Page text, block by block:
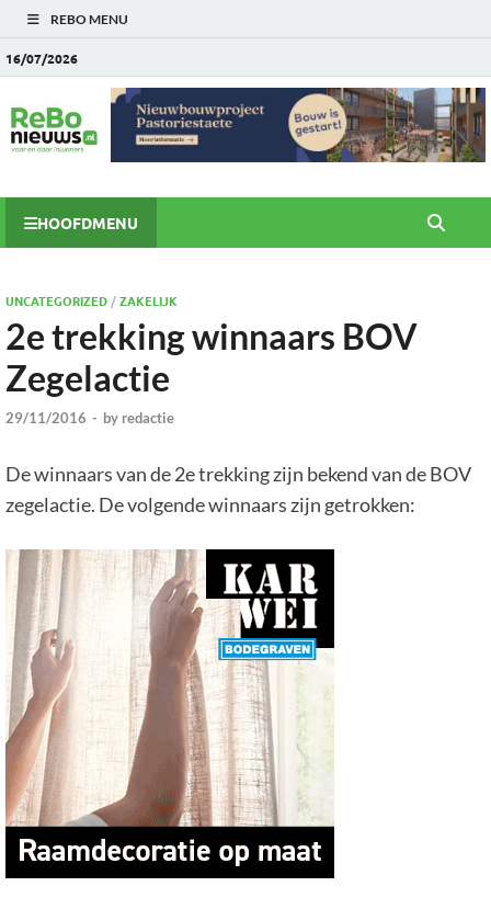
REBO MENU
16/07/2026
HOOFDMENU
UNCATEGORIZED/ZAKELIJK
2e trekking winnaars BOV
Zegelactie
29/11/2016 - by redactie
De winnaars van de 2e trekking zijn bekend van de BOV
zegelactie. De volgende winnaars zijn getrokken: